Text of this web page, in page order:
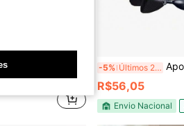
para Assento de Carro, Almofada de Assento com Espuma de Memória, Adequada para Cadeiras de Escritório, Cadeiras Gamer e Assentos de Carro, Confortável para Longos Períodos Sentado, Preta
-5% Últimos 2 dias Apoio Lombar Ergonômico com
R$56,05
Envio Nacional